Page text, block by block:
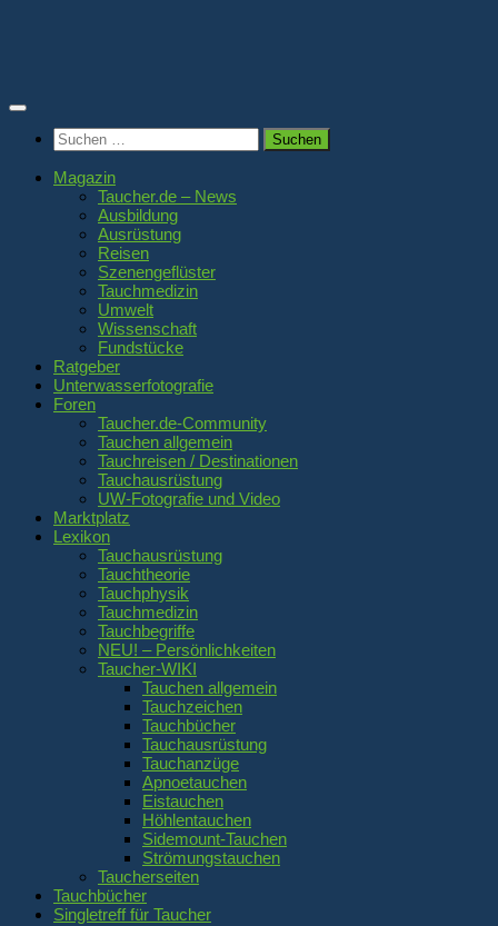
Suchen
nach:
Magazin
Taucher.de – News
Ausbildung
Ausrüstung
Reisen
Szenengeflüster
Tauchmedizin
Umwelt
Wissenschaft
Fundstücke
Ratgeber
Unterwasserfotografie
Foren
Taucher.de-Community
Tauchen allgemein
Tauchreisen / Destinationen
Tauchausrüstung
UW-Fotografie und Video
Marktplatz
Lexikon
Tauchausrüstung
Tauchtheorie
Tauchphysik
Tauchmedizin
Tauchbegriffe
NEU! – Persönlichkeiten
Taucher-WIKI
Tauchen allgemein
Tauchzeichen
Tauchbücher
Tauchausrüstung
Tauchanzüge
Apnoetauchen
Eistauchen
Höhlentauchen
Sidemount-Tauchen
Strömungstauchen
Taucherseiten
Tauchbücher
Singletreff für Taucher